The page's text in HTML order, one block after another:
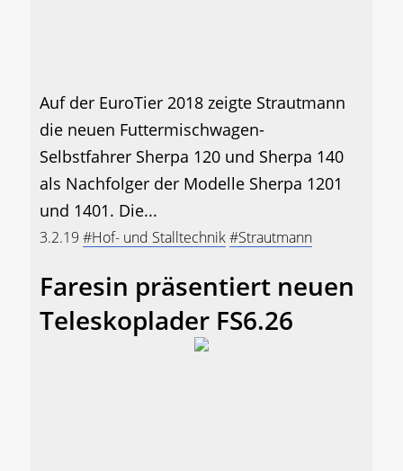
Auf der EuroTier 2018 zeigte Strautmann
die neuen Futtermischwagen-
Selbstfahrer Sherpa 120 und Sherpa 140
als Nachfolger der Modelle Sherpa 1201
und 1401. Die...
3.2.19 #Hof- und Stalltechnik#Strautmann
Faresin präsentiert neuen
Teleskoplader FS6.26